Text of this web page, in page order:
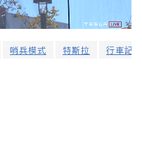
哨兵模式 特斯拉 行車記